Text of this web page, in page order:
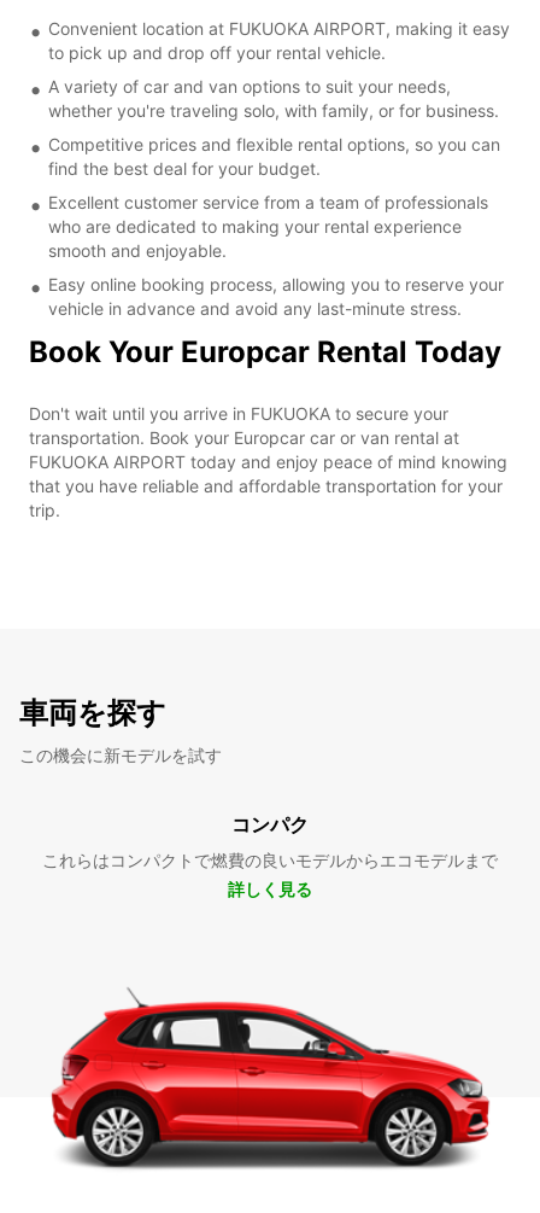
Convenient location at FUKUOKA AIRPORT, making it easy
to pick up and drop off your rental vehicle.
A variety of car and van options to suit your needs,
whether you're traveling solo, with family, or for business.
Competitive prices and flexible rental options, so you can
find the best deal for your budget.
Excellent customer service from a team of professionals
who are dedicated to making your rental experience
smooth and enjoyable.
Easy online booking process, allowing you to reserve your
vehicle in advance and avoid any last-minute stress.
Book Your Europcar Rental Today
Don't wait until you arrive in FUKUOKA to secure your
transportation. Book your Europcar car or van rental at
FUKUOKA AIRPORT today and enjoy peace of mind knowing
that you have reliable and affordable transportation for your
trip.
車両を探す
この機会に新モデルを試す
コンパク
これらはコンパクトで燃費の良いモデルからエコモデルまで
詳しく見る